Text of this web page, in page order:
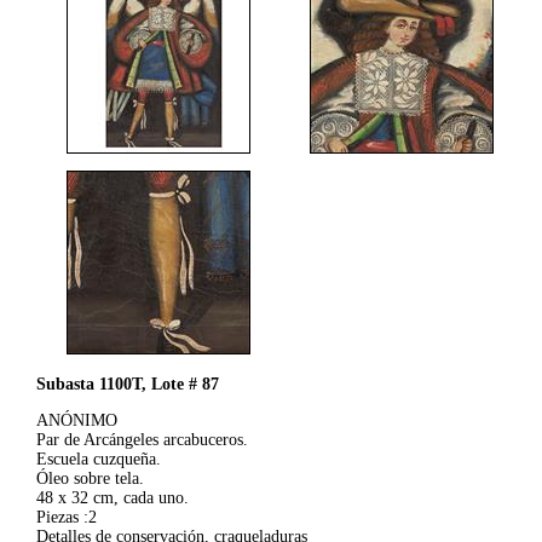
Subasta 1100T, Lote # 87
ANÓNIMO
Par de Arcángeles arcabuceros.
Escuela cuzqueña.
Óleo sobre tela.
48 x 32 cm, cada uno.
Piezas :2
Detalles de conservación, craqueladuras